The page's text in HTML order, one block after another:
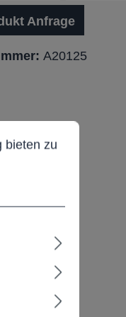
Anfrage
A20125
zu können.
bieten zu